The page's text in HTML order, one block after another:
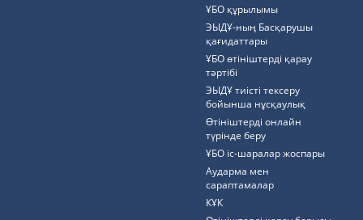
ҰБО құрылымы
ЭЫДҰ-ның Басқарушы
қағидаттары
ҰБО өтініштерді қарау
тәртібі
ЭЫДҰ тиісті тексеру
бойынша нұсқаулық
Өтініштерді онлайн
түрінде беру
ҰБО іс-шаралар жоспары
Аударма мен
сараптамалар
КҰК